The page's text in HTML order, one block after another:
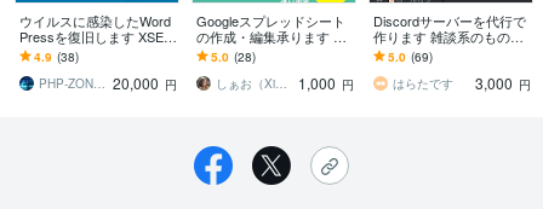
ウイルスに感染したWord
Pressを復旧します XSER
VER等感染者様が多数利
用！お気軽にご相談くだ
さい。
4.9 (38)
PHP‐ZONE．com 20,000 円
Googleスプレッドシート
の作成・編集承ります ★
集計アシスタント★らく
らくにスプシ改造できま
す
5.0 (28)
しぁお（Xiao）
1,000 円
Discordサーバーを代行で
作ります 雑談系のものか
らサポートサーバーまで
すべて制作いたします！
5.0 (69)
はらたです
3,000 円